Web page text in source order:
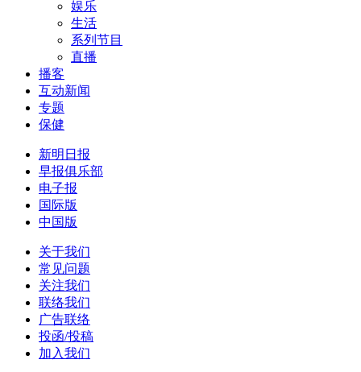
娱乐
生活
系列节目
直播
播客
互动新闻
专题
保健
新明日报
早报俱乐部
电子报
国际版
中国版
关于我们
常见问题
关注我们
联络我们
广告联络
投函/投稿
加入我们